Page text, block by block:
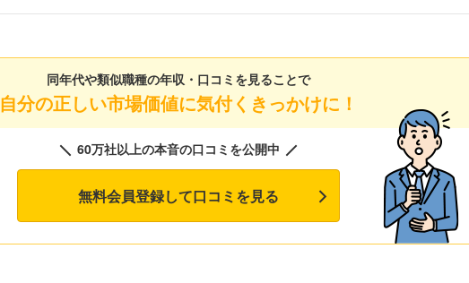
同年代や類似職種の年収・口コミを見ることで
自分の正しい市場価値に気付くきっかけに！
60万社以上の本音の口コミを公開中
無料会員登録して口コミを見る